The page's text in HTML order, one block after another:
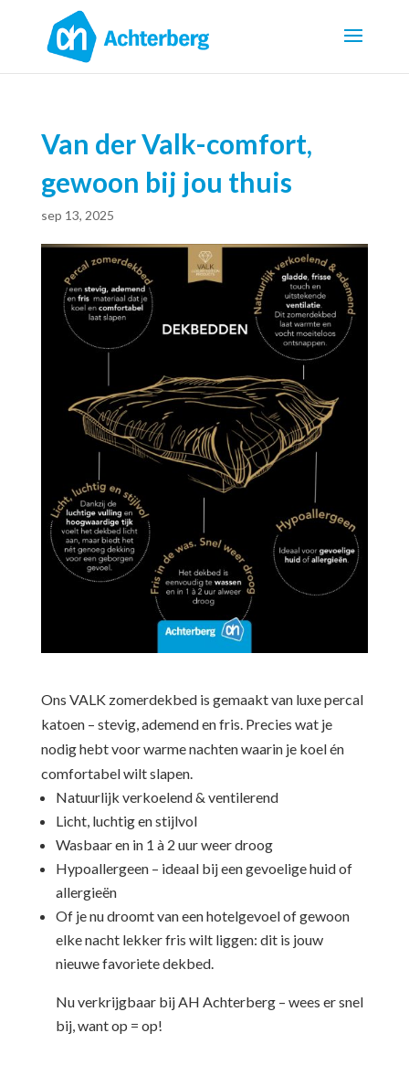
Van der Valk-comfort,
gewoon bij jou thuis
sep 13, 2025
Ons VALK zomerdekbed is gemaakt van luxe percal
katoen – stevig, ademend en fris. Precies wat je
nodig hebt voor warme nachten waarin je koel én
comfortabel wilt slapen.
Natuurlijk verkoelend & ventilerend
Licht, luchtig en stijlvol
Wasbaar en in 1 à 2 uur weer droog
Hypoallergeen – ideaal bij een gevoelige huid of
allergieën
Of je nu droomt van een hotelgevoel of gewoon
elke nacht lekker fris wilt liggen: dit is jouw
nieuwe favoriete dekbed.
Nu verkrijgbaar bij AH Achterberg – wees er snel
bij, want op = op!